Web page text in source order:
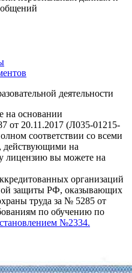
деятельности
на основании
от 20.11.2017 (Л035-01215-
соответствии со всеми
действующими на
лицензию вы можете на
организаций
защиты РФ, оказывающих
труда за № 5285 от
по обучению по
№2334.